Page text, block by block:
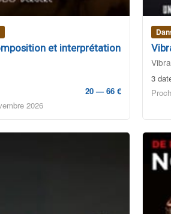
et interprétation
20 — 66 €
2026
3